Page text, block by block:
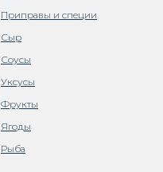
Приправы и специи
Сыр
Соусы
Уксусы
Фрукты
Ягоды
Рыба